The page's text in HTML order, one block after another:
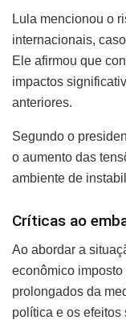
Lula mencionou o
internacionais,
Ele afirmou que
impactos
anteriores.
Segundo o
o aumento das
ambiente de
Críticas ao
Ao abordar a
econômico
prolongados da
política e os